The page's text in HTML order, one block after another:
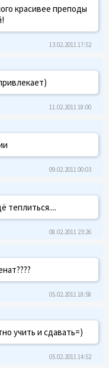
красивее преподы
13.02.2011 17:52
11.02.2011 18:00
09.02.2011 00:03
теплиться....
08.02.2011 23:26
05.02.2011 18:58
учить и сдавать=)
05.02.2011 14:52